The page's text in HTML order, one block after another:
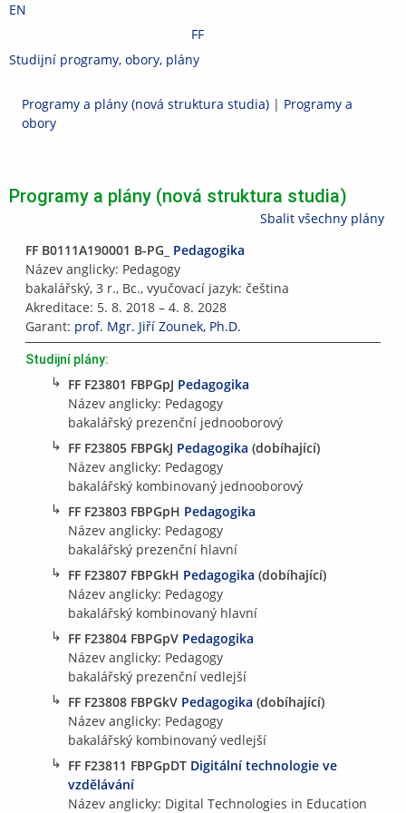
Přeskočit
lištu
Přeskočit
Přeskočit
Přeskočit
EN
FF
Změnit
Filozofická
>
Studijní programy, obory, plány
Programy a plány (nová struktura studia) | Programy a
obory
Programy a plány (nová struktura studia)
Sbalit všechny plány
FF B0111A190001 B-PG_ Pedagogika
Název anglicky: Pedagogy
bakalářský, 3 r., Bc., vyučovací jazyk: čeština
Akreditace: 5. 8. 2018 – 4. 8. 2028
Garant: prof. Mgr. Jiří Zounek, Ph.D.
Studijní plány:
↳ FF F23801 FBPGpJ Pedagogika
Název anglicky: Pedagogy
bakalářský prezenční jednooborový
↳ FF F23805 FBPGkJ Pedagogika (dobíhající)
Název anglicky: Pedagogy
bakalářský kombinovaný jednooborový
↳ FF F23803 FBPGpH Pedagogika
Název anglicky: Pedagogy
bakalářský prezenční hlavní
↳ FF F23807 FBPGkH Pedagogika (dobíhající)
Název anglicky: Pedagogy
bakalářský kombinovaný hlavní
↳ FF F23804 FBPGpV Pedagogika
Název anglicky: Pedagogy
bakalářský prezenční vedlejší
↳ FF F23808 FBPGkV Pedagogika (dobíhající)
Název anglicky: Pedagogy
bakalářský kombinovaný vedlejší
↳ FF F23811 FBPGpDT Digitální technologie ve
vzdělávání
Název anglicky: Digital Technologies in Education